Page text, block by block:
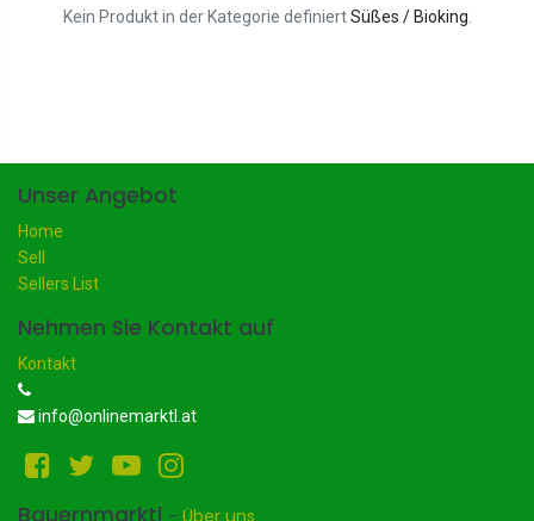
Kein Produkt in der Kategorie definiertSüßes / Bioking
Unser Angebot
Home
Sell
Sellers List
Nehmen Sie Kontakt auf
Kontakt
info@onlinemarktl.at
Bauernmarktl